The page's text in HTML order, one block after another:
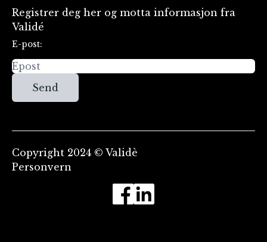
Registrer deg her og motta informasjon fra
Validé
E-post:
Send
Copyright 2024 © Validè
Personvern